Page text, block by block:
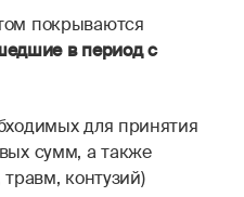
покрываются
в период с
для принятия
сумм, а также
контузий)